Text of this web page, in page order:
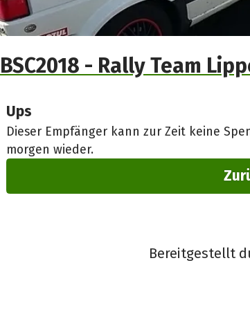
BSC2018 - Rally Team
Ups
Dieser Empfänger kann zur Zeit keine
morgen wieder.
Bereitgestellt